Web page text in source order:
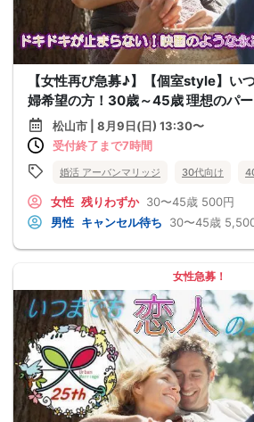
【女性再び急募♪】【個室style】い
婦希望の方！30歳～45歳 理想のパ
松山市 | 8月9日(日) 13:30〜
受付終了まで7時間
婚活 アーバンマリッジ 30代向け
女性 残りわずか 30〜45歳 500円
男性 キャンセル待ち 30〜45歳
女性急募！